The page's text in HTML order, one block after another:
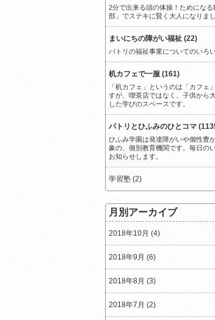
2分で出来る頭の体操！ためになる
部」でステキに賢く大人になりまし
まいにちの障がい福祉 (22)
パトリの福祉事業についてのいろ
机カフェで一服 (161)
「机カフェ」というのは「カフェ
すが、喫茶店ではなく、子供から
した学びのスペースです。
パトリとひふみのひとコマ
ひふみ学園は発達障がいや個性豊
象の、個別教育機関です。毎日の
お知らせします。
学習塾 (2)
月別アーカイブ
2018年10月 (4)
2018年9月 (6)
2018年8月 (3)
2018年7月 (2)